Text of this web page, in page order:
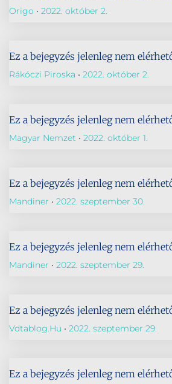
Origo 2022. október 2.
Ez a bejegyzés jelenleg nem
Rákóczi Piroska 2022. október 2.
Ez a bejegyzés jelenleg nem
Magyar Nemzet 2022. október 1.
Ez a bejegyzés jelenleg nem
Mandiner 2022. szeptember 30.
Ez a bejegyzés jelenleg nem
Mandiner 2022. szeptember 29.
Ez a bejegyzés jelenleg nem
Vdtablog.hu 2022. szeptember 29.
Ez a bejegyzés jelenleg nem